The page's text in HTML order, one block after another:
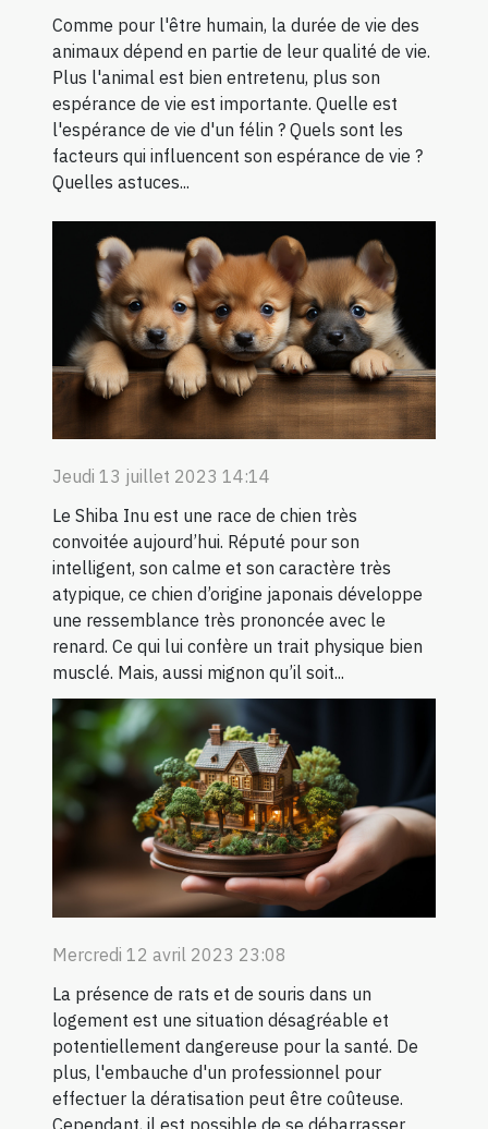
Comme pour l'être humain, la durée de vie des
animaux dépend en partie de leur qualité de vie.
Plus l'animal est bien entretenu, plus son
espérance de vie est importante. Quelle est
l'espérance de vie d'un félin ? Quels sont les
facteurs qui influencent son espérance de vie ?
Quelles astuces...
Jeudi 13 juillet 2023 14:14
Le Shiba Inu est une race de chien très
convoitée aujourd’hui. Réputé pour son
intelligent, son calme et son caractère très
atypique, ce chien d’origine japonais développe
une ressemblance très prononcée avec le
renard. Ce qui lui confère un trait physique bien
musclé. Mais, aussi mignon qu’il soit...
Mercredi 12 avril 2023 23:08
La présence de rats et de souris dans un
logement est une situation désagréable et
potentiellement dangereuse pour la santé. De
plus, l'embauche d'un professionnel pour
effectuer la dératisation peut être coûteuse.